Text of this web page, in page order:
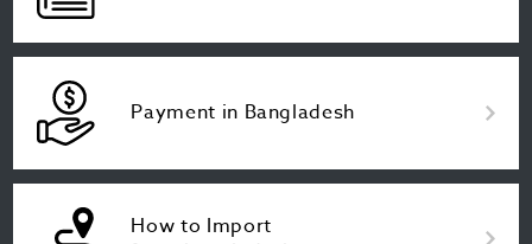
Payment in Bangladesh
How to Import